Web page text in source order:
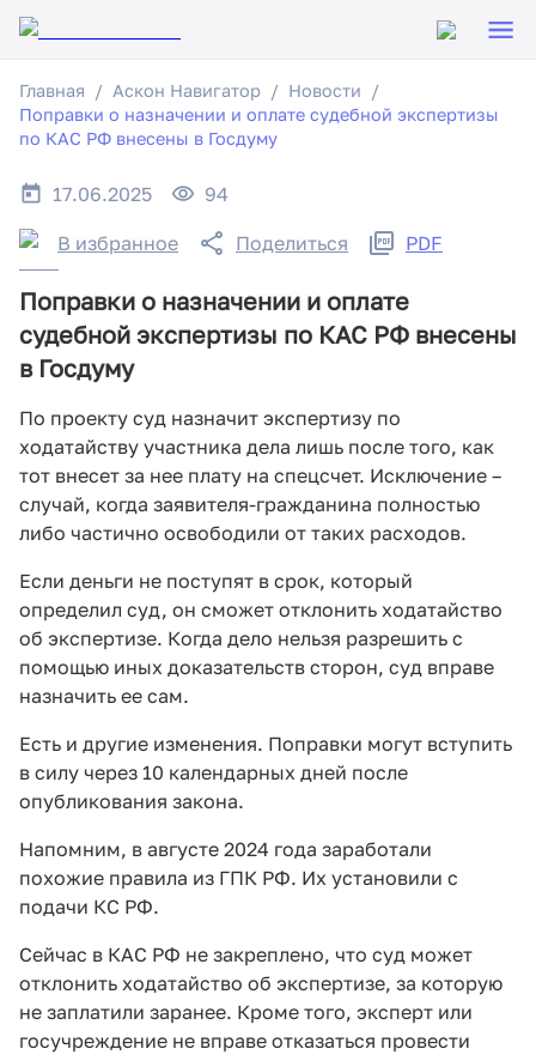
Главная Аскон Навигатор
Новости
Поправки о назначении и оплате судебной экспертизы
по КАС РФ внесены в Госдуму
17.06.2025 94
В избранное Поделиться PDF
Поправки о назначении и оплате
судебной экспертизы по КАС РФ внесены
в Госдуму
По проекту суд назначит экспертизу по
ходатайству участника дела лишь после того, как
тот внесет за нее плату на спецсчет. Исключение –
случай, когда заявителя-гражданина полностью
либо частично освободили от таких расходов.
Если деньги не поступят в срок, который
определил суд, он сможет отклонить ходатайство
об экспертизе. Когда дело нельзя разрешить с
помощью иных доказательств сторон, суд вправе
назначить ее сам.
Есть и другие изменения. Поправки могут вступить
в силу через 10 календарных дней после
опубликования закона.
Напомним, в августе 2024 года заработали
похожие правила из ГПК РФ. Их установили с
подачи КС РФ.
Сейчас в КАС РФ не закреплено, что суд может
отклонить ходатайство об экспертизе, за которую
не заплатили заранее. Кроме того, эксперт или
госучреждение не вправе отказаться провести